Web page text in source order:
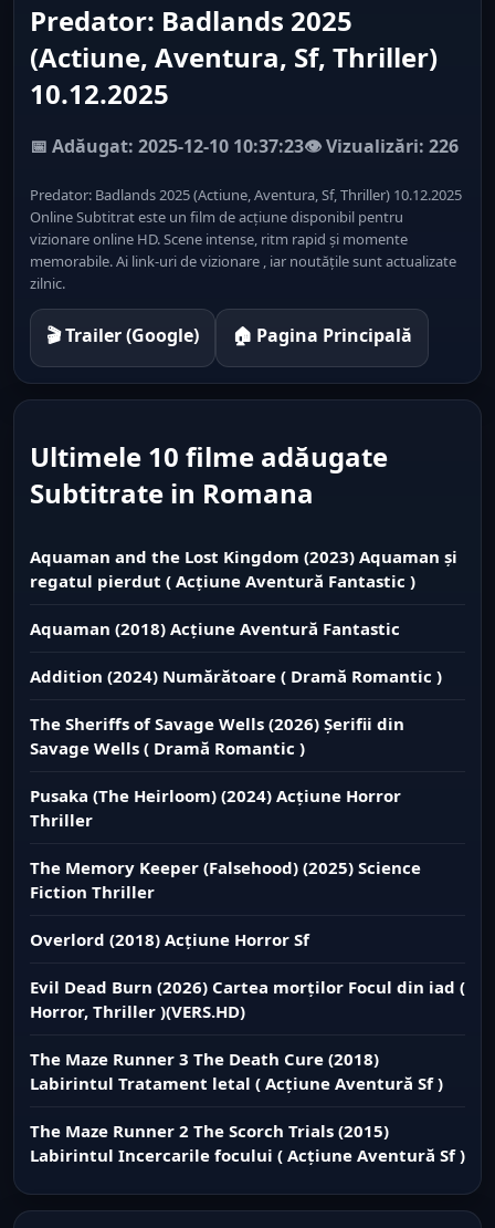
Predator: Badlands 2025
(Actiune, Aventura, Sf, Thriller)
10.12.2025
📅 Adăugat: 2025-12-10 10:37:23👁️ Vizualizări: 226
Predator: Badlands 2025 (Actiune, Aventura, Sf, Thriller) 10.12.2025
Online Subtitrat este un film de acțiune disponibil pentru
vizionare online HD. Scene intense, ritm rapid și momente
memorabile. Ai link-uri de vizionare , iar noutățile sunt actualizate
zilnic.
🎬 Trailer (Google) 🏠 Pagina Principală
Ultimele 10 filme adăugate
Subtitrate in Romana
Aquaman and the Lost Kingdom (2023) Aquaman și
regatul pierdut ( Acțiune Aventură Fantastic )
Aquaman (2018) Acțiune Aventură Fantastic
Addition (2024) Numărătoare ( Dramă Romantic )
The Sheriffs of Savage Wells (2026) Șerifii din
Savage Wells ( Dramă Romantic )
Pusaka (The Heirloom) (2024) Acțiune Horror
Thriller
The Memory Keeper (Falsehood) (2025) Science
Fiction Thriller
Overlord (2018) Acțiune Horror Sf
Evil Dead Burn (2026) Cartea morților Focul din iad (
Horror, Thriller )(VERS.HD)
The Maze Runner 3 The Death Cure (2018)
Labirintul Tratament letal ( Acțiune Aventură Sf )
The Maze Runner 2 The Scorch Trials (2015)
Labirintul Incercarile focului ( Acțiune Aventură Sf )